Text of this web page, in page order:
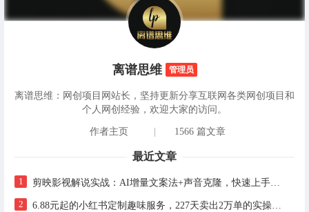
离谱思维 管理员
离谱思维：网创项目网站长，坚持更新分享互联网各类网创项目和
个人网创经验，欢迎大家的访问。
作者主页 1566 篇文章
最近文章
1 剪映影视解说实战：AI增量文案法+声音克隆，快速上手精选级解说
2 6.88元起的小红书定制趣味服务，227天卖出2万单的实操拆解